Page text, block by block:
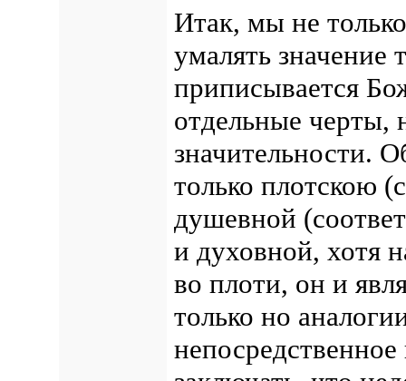
Итак, мы не
умалять
приписывается
отдельные черты,
значительности.
только плотскою
душевной
и духовной, хотя
во плоти, он и
только но